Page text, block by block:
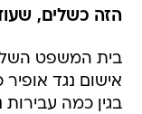
הזה כשלים,
בית המשפט
בגין כמה עבירות